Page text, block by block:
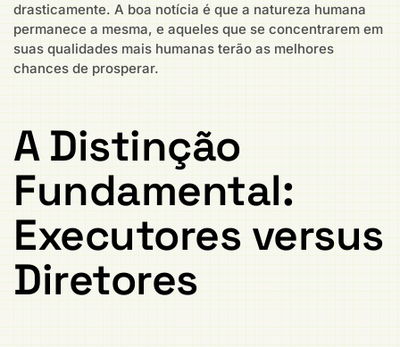
drasticamente. A boa notícia é que a natureza humana
permanece a mesma, e aqueles que se concentrarem em
suas qualidades mais humanas terão as melhores
chances de prosperar.
A Distinção
Fundamental:
Executores versus
Diretores